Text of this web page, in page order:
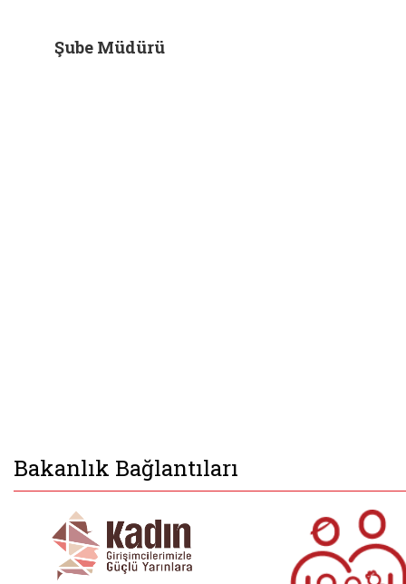
Şube Müdürü
Bakanlık Bağlantıları